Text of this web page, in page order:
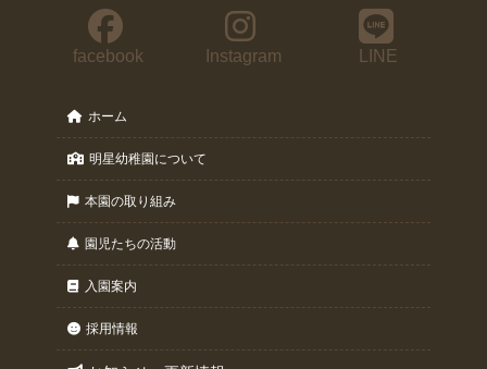
facebook Instagram LINE
ホーム
明星幼稚園について
本園の取り組み
園児たちの活動
入園案内
採用情報